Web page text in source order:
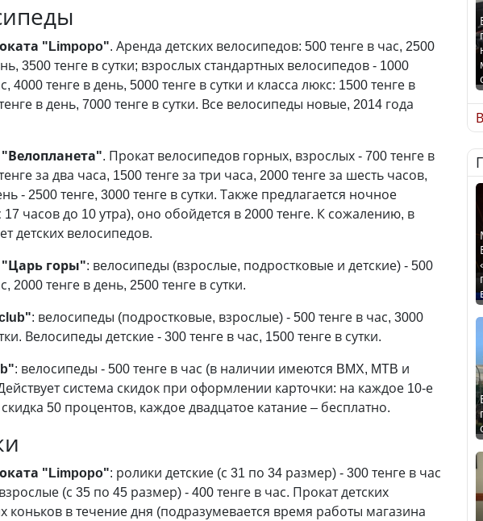
"Limpopo". Аренда детских велосипедов: 500 тенге в час, 2500
3500 тенге в сутки; взрослых стандартных велосипедов - 1000
4000 тенге в день, 5000 тенге в сутки и класса люкс: 1500 тенге в
в день, 7000 тенге в сутки. Все велосипеды новые, 2014 года
. Прокат велосипедов горных, взрослых - 700 тенге в
за два часа, 1500 тенге за три часа, 2000 тенге за шесть часов,
- 2500 тенге, 3000 тенге в сутки. Также предлагается ночное
17 часов до 10 утра), оно обойдется в 2000 тенге. К сожалению, в
детских велосипедов.
горы": велосипеды (взрослые, подростковые и детские) - 500
2000 тенге в день, 2500 тенге в сутки.
: велосипеды (подростковые, взрослые) - 500 тенге в час, 3000
Велосипеды детские - 300 тенге в час, 1500 тенге в сутки.
: велосипеды - 500 тенге в час (в наличии имеются BMX, MTB и
система скидок при оформлении карточки: на каждое 10-е
50 процентов, каждое двадцатое катание – бесплатно.
"Limpopo": ролики детские (с 31 по 34 размер) - 300 тенге в час
(с 35 по 45 размер) - 400 тенге в час. Прокат детских
коньков в течение дня (подразумевается время работы магазина